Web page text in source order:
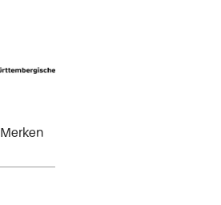
Merken